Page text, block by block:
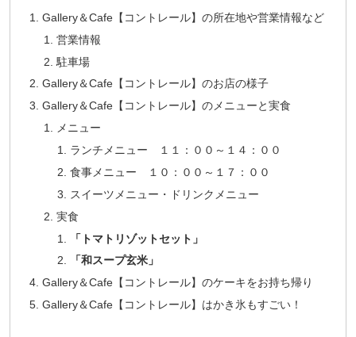
Gallery＆Cafe【コントレール】の所在地や営業情報など
営業情報
駐車場
Gallery＆Cafe【コントレール】のお店の様子
Gallery＆Cafe【コントレール】のメニューと実食
メニュー
ランチメニュー １１：００～１４：００
食事メニュー １０：００～１７：００
スイーツメニュー・ドリンクメニュー
実食
「トマトリゾットセット」
「和スープ玄米」
Gallery＆Cafe【コントレール】のケーキをお持ち帰り
Gallery＆Cafe【コントレール】はかき氷もすごい！